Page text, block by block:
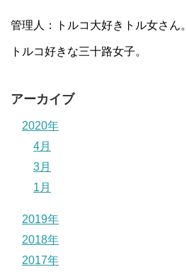
管理人：トルコ大好きトル女さん。
トルコ好きな三十路女子。
アーカイブ
2020年
4月
3月
1月
2019年
2018年
2017年